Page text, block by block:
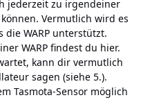
jederzeit zu irgendeiner
Vermutlich wird es
die WARP unterstützt.
WARP findest du hier.
kann dir vermutlich
sagen (siehe 5.).
Tasmota-Sensor möglich